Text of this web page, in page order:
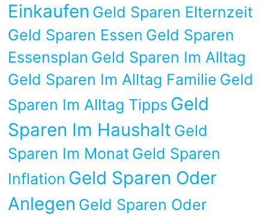
Einkaufen Geld Sparen Elternzeit
Geld Sparen Essen Geld Sparen
Essensplan Geld Sparen Im Alltag
Geld Sparen Im Alltag Familie Geld
Sparen Im Alltag Tipps Geld
Sparen Im Haushalt Geld
Sparen Im Monat Geld Sparen
Inflation Geld Sparen Oder
Anlegen Geld Sparen Oder